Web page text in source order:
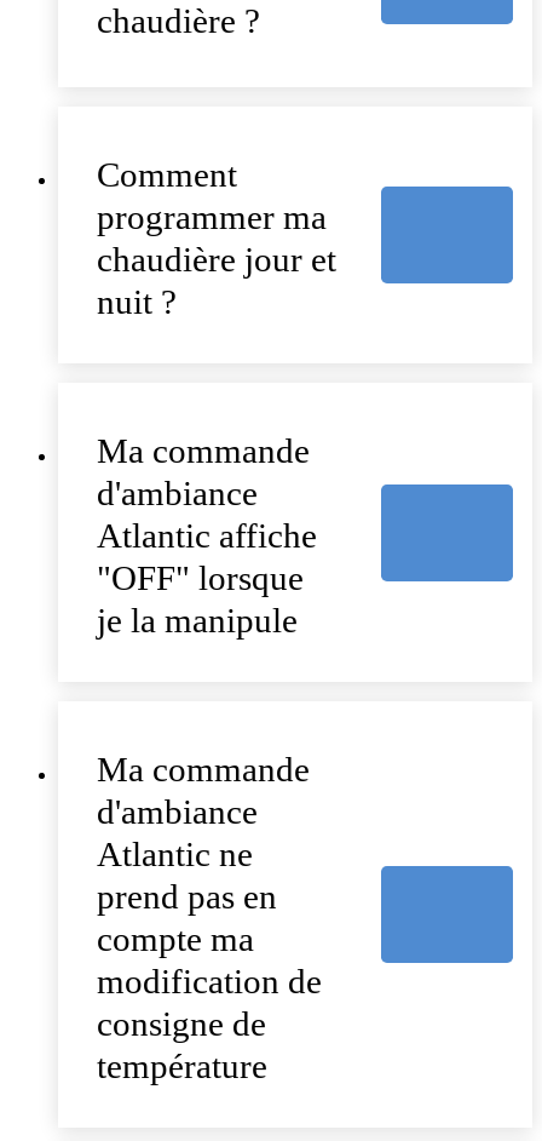
chaudière ?
Comment
programmer ma
chaudière jour et
nuit ?
Ma commande
d'ambiance
Atlantic affiche
"OFF" lorsque
je la manipule
Ma commande
d'ambiance
Atlantic ne
prend pas en
compte ma
modification de
consigne de
température